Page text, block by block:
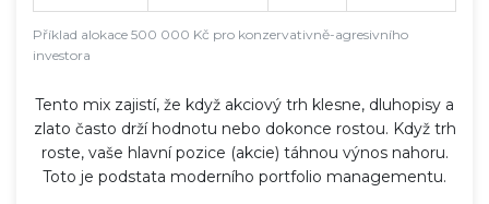
Příklad alokace 500 000 Kč pro konzervativně-agresivního
investora
Tento mix zajistí, že když akciový trh klesne, dluhopisy a
zlato často drží hodnotu nebo dokonce rostou. Když trh
roste, vaše hlavní pozice (akcie) táhnou výnos nahoru.
Toto je podstata moderního portfolio managementu.